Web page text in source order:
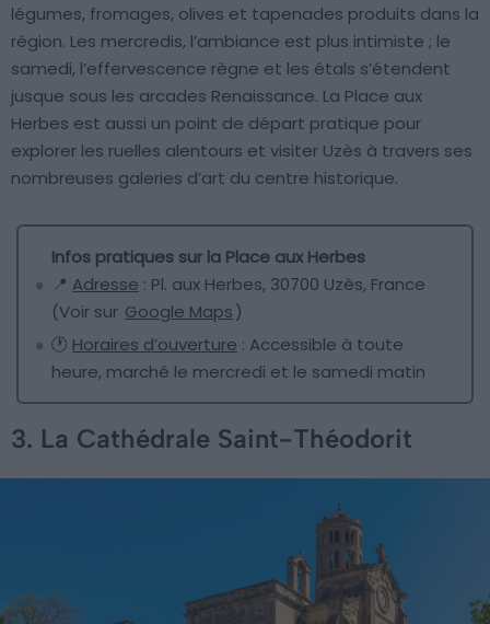
légumes, fromages, olives et tapenades produits dans la
région. Les mercredis, l’ambiance est plus intimiste ; le
samedi, l’effervescence règne et les étals s’étendent
jusque sous les arcades Renaissance. La Place aux
Herbes est aussi un point de départ pratique pour
explorer les ruelles alentours et visiter Uzès à travers ses
nombreuses galeries d’art du centre historique.
Infos pratiques sur la Place aux Herbes
📍 Adresse : Pl. aux Herbes, 30700 Uzès, France
(Voir sur Google Maps)
🕐 Horaires d’ouverture : Accessible à toute
heure, marché le mercredi et le samedi matin
3. La Cathédrale Saint-Théodorit